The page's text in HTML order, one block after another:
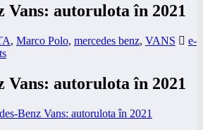
Vans: autorulota în 2021
, Marco Polo, mercedes benz, VANS
e-
Vans: autorulota în 2021